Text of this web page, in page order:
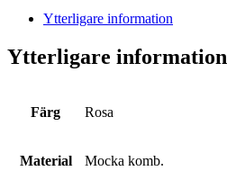
Ytterligare information
Ytterligare information
Färg Rosa
Material Mocka komb.